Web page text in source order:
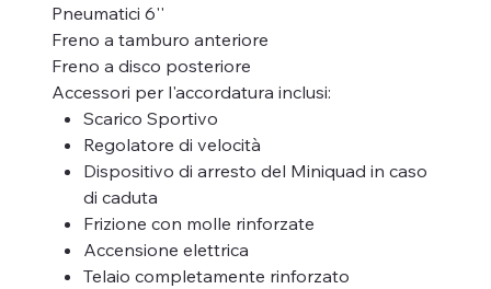
Pneumatici 6''
Freno a tamburo anteriore
Freno a disco posteriore
Accessori per l'accordatura inclusi:
Scarico Sportivo
Regolatore di velocità
Dispositivo di arresto del Miniquad in caso
di caduta
Frizione con molle rinforzate
Accensione elettrica
Telaio completamente rinforzato